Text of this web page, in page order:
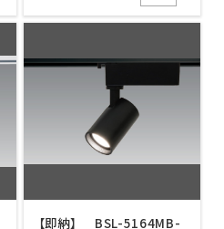
【即納】 BSL-5164MB-